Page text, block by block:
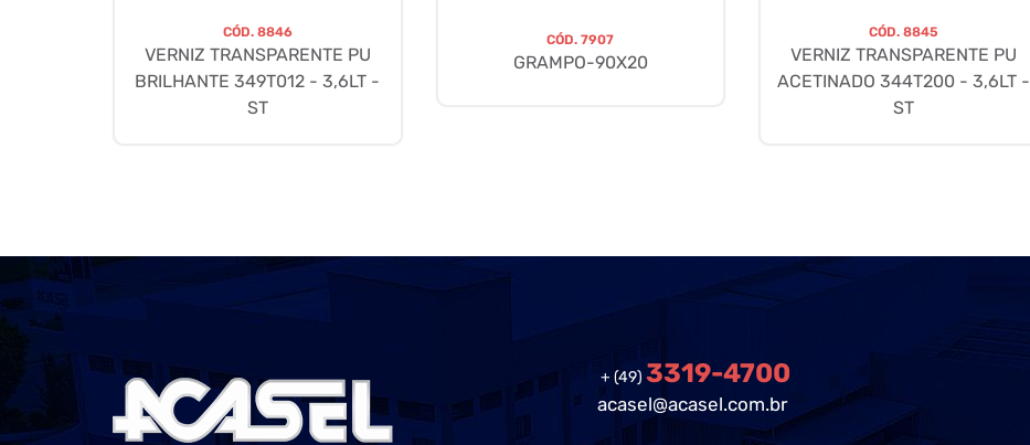
CÓD. 8846
VERNIZ TRANSPARENTE PU
BRILHANTE 349T012 - 3,6LT -
ST
CÓD.7907
GRAMPO-90X20
CÓD. 8845
VERNIZ TRANSPARENTE PU
ACETINADO 344T200 - 3,6LT -
ST
+ (49) 3319-4700
acasel@acasel.com.br